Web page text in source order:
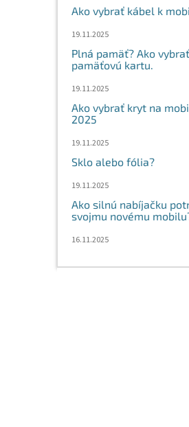
Ako vybrať kábel k
19.11.2025
Plná pamäť? Ako
pamäťovú kartu.
19.11.2025
Ako vybrať kryt na
2025
19.11.2025
Sklo alebo fólia?
19.11.2025
Ako silnú nabíjačku
svojmu novému
16.11.2025